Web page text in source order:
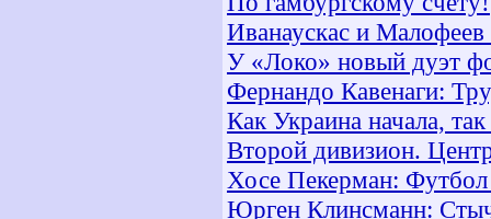
Иванаускас и Малофеев
У «Локо» новый дуэт
Фернандо Кавенаги:
Как Украина начала,
Второй дивизион.
Хосе Пекерман: Футбол
Юрген Клинсманн: